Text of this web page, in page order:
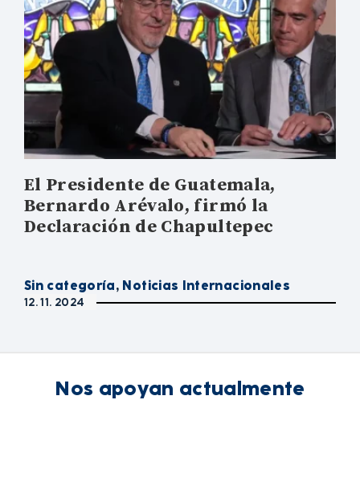
El Presidente de Guatemala,
Bernardo Arévalo, firmó la
Declaración de Chapultepec
Sin categoría, Noticias Internacionales
12. 11. 2024
Nos apoyan actualmente